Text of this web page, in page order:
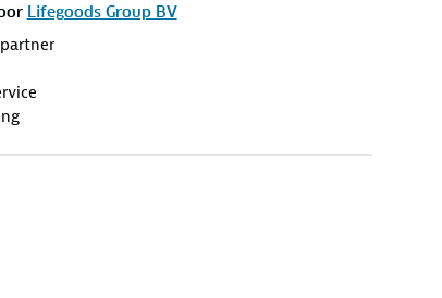
Lifegoods Group BV